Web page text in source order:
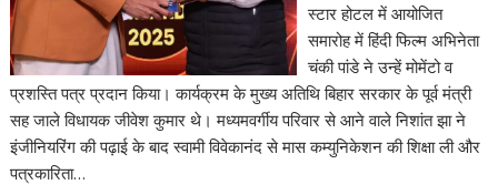
स्टार होटल में आयोजित
समारोह में हिंदी फिल्म अभिनेता
चंकी पांडे ने उन्हें मोमेंटो व
प्रशस्ति पत्र प्रदान किया। कार्यक्रम के मुख्य अतिथि बिहार सरकार के पूर्व मंत्री
सह जाले विधायक जीवेश कुमार थे। मध्यमवर्गीय परिवार से आने वाले निशांत झा ने
इंजीनियरिंग की पढ़ाई के बाद स्वामी विवेकानंद से मास कम्युनिकेशन की शिक्षा ली और
पत्रकारिता…